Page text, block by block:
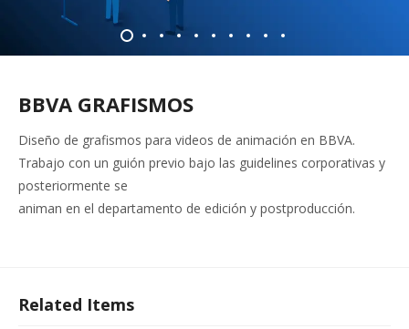
BBVA GRAFISMOS
Diseño de grafismos para videos de animación en BBVA.
Trabajo con un guión previo bajo las guidelines corporativas y
posteriormente se
animan en el departamento de edición y postproducción.
Related Items